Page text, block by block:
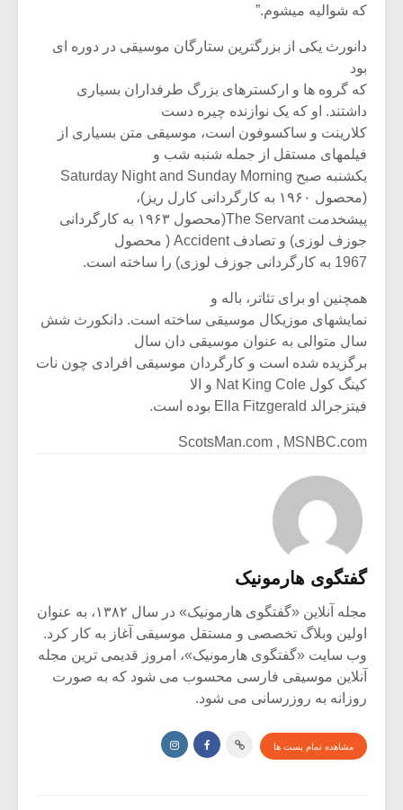
که شوالیه میشوم.”
دانورث یکی از بزرگترین ستارگان موسیقی در دوره ای
بود
که گروه ها و ارکسترهای بزرگ طرفداران بسیاری
داشتند. او که یک نوازنده چیره دست
کلارینت و ساکسوفون است، موسیقی متن بسیاری از
فیلمهای مستقل از جمله شنبه شب و
یکشنبه صبح Saturday Night and Sunday Morning
(محصول ۱۹۶۰ به کارگردانی کارل ریز)،
پیشخدمت The Servant(محصول ۱۹۶۳ به کارگردانی
جوزف لوزی) و تصادف Accident ( محصول
1967 به کارگردانی جوزف لوزی) را ساخته است.
همچنین او برای تئاتر، باله و
نمایشهای موزیکال موسیقی ساخته است. دانکورث شش
سال متوالی به عنوان موسیقی دان سال
برگزیده شده است و کارگردان موسیقی افرادی چون نات
کینگ کول Nat King Cole و الا
فیتزجرالد Ella Fitzgerald بوده است.
ScotsMan.com , MSNBC.com
گفتگوی هارمونیک
مجله آنلاین «گفتگوی هارمونیک» در سال ۱۳۸۲، به عنوان
اولین وبلاگ تخصصی و مستقل موسیقی آغاز به کار کرد.
وب سایت «گفتگوی هارمونیک»، امروز قدیمی ترین مجله
آنلاین موسیقی فارسی محسوب می شود که به صورت
روزانه به روزرسانی می شود.
مشاهده تمام پست ها